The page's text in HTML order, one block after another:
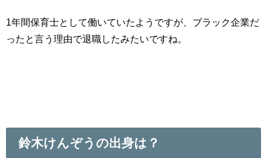
1年間保育士として働いていたようですが、ブラック企業だ
ったと言う理由で退職したみたいですね。
鈴木けんぞうの出身は？